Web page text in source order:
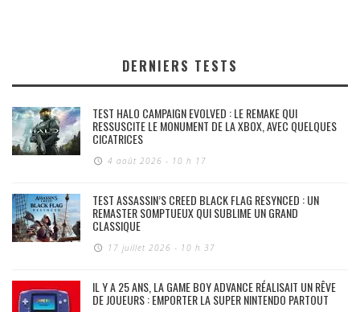
DERNIERS TESTS
TEST HALO CAMPAIGN EVOLVED : LE REMAKE QUI
RESSUSCITE LE MONUMENT DE LA XBOX, AVEC QUELQUES
CICATRICES
4 août 2026 - 10 h 17
TEST ASSASSIN’S CREED BLACK FLAG RESYNCED : UN
REMASTER SOMPTUEUX QUI SUBLIME UN GRAND
CLASSIQUE
17 juillet 2026 - 10 h 37
IL Y A 25 ANS, LA GAME BOY ADVANCE RÉALISAIT UN RÊVE
DE JOUEURS : EMPORTER LA SUPER NINTENDO PARTOUT